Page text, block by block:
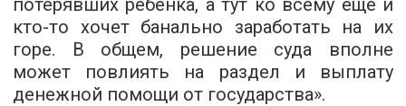
потерявших ребенка, а тут ко всему еще и
кто-то хочет банально заработать на их
горе. В общем, решение суда вполне
может повлиять на раздел и выплату
денежной помощи от государства».